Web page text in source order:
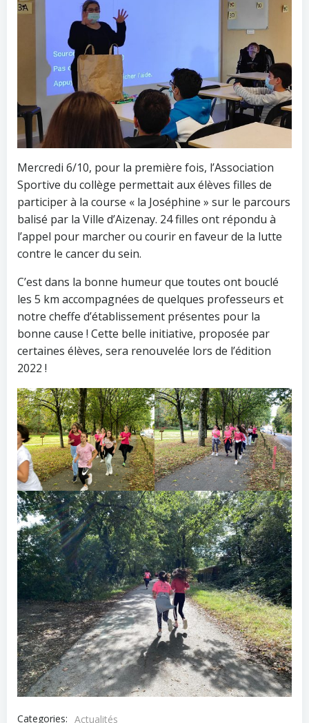
Mercredi 6/10, pour la première fois, l’Association
Sportive du collège permettait aux élèves filles de
participer à la course « la Joséphine » sur le parcours
balisé par la Ville d’Aizenay. 24 filles ont répondu à
l’appel pour marcher ou courir en faveur de la lutte
contre le cancer du sein.
C’est dans la bonne humeur que toutes ont bouclé
les 5 km accompagnées de quelques professeurs et
notre cheffe d’établissement présentes pour la
bonne cause ! Cette belle initiative, proposée par
certaines élèves, sera renouvelée lors de l’édition
2022 !
Categories: Actualités